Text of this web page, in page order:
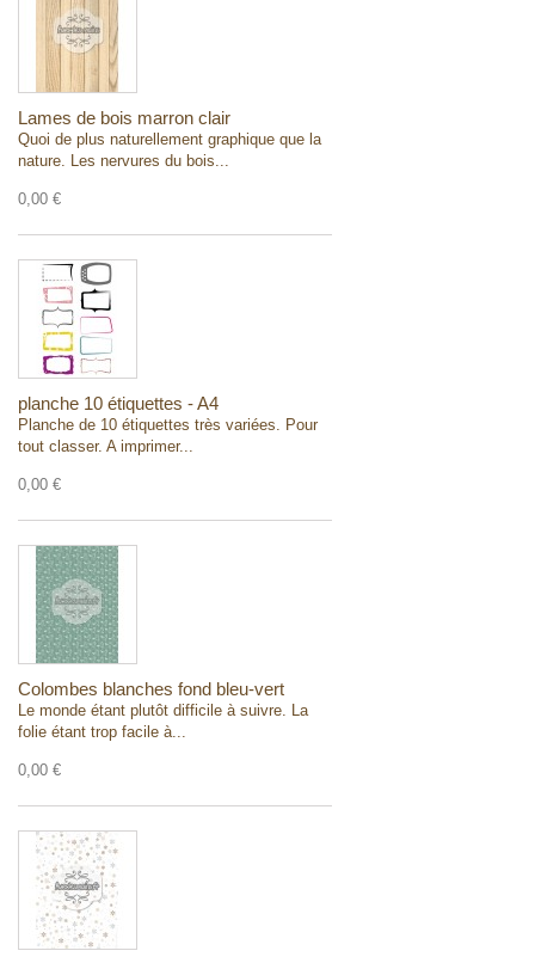
Lames de bois marron clair
Quoi de plus naturellement graphique que la
nature. Les nervures du bois...
0,00 €
planche 10 étiquettes - A4
Planche de 10 étiquettes très variées. Pour
tout classer. A imprimer...
0,00 €
Colombes blanches fond bleu-vert
Le monde étant plutôt difficile à suivre. La
folie étant trop facile à...
0,00 €